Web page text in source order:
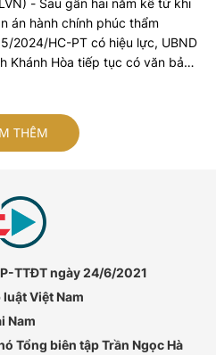
- Sau gần hai năm kể từ khi
án hành chính phúc thẩm
2024/HC-PT có hiệu lực, UBND
Khánh Hòa tiếp tục có văn bản
nhiệm của tập thể, cá nhân
để xảy ra chậm trễ.
THÊM
TTĐT ngày 24/6/2021
luật Việt Nam
Nam
Tổng biên tập Trần Ngọc Hà